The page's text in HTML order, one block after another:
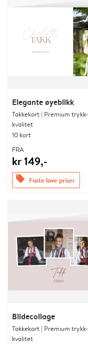
Elegante øyeblikk
Takkekort | Premium trykk-
kvalitet
10 kort
FRA
kr 149,-
offers Faste lave priser
Bildecollage
Takkekort | Premium trykk-
kvalitet